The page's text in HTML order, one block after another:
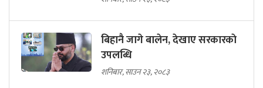
बिहानै जागे बालेन, देखाए सरकारकाे
उपलब्धि
शनिबार, साउन २३, २०८३